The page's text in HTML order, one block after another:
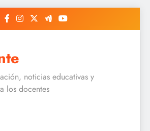
noticias educativas y
los docentes